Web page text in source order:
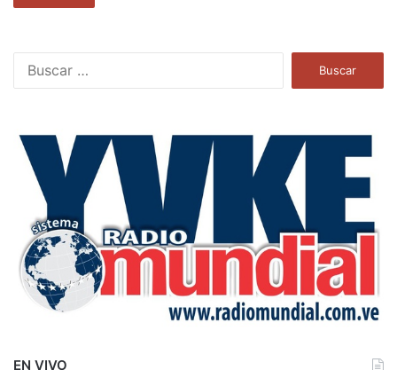
a
EN VIVO